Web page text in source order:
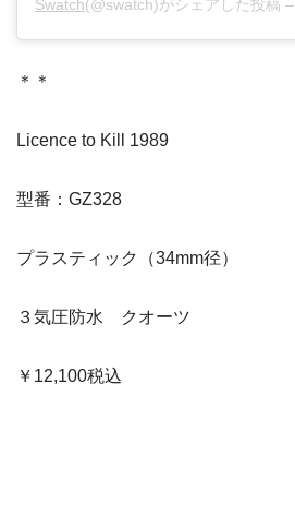
Swatch(@swatch)がシェアした投稿 –
＊＊
Licence to Kill 1989
型番：GZ328
プラスティック（34mm径）
３気圧防水 クオーツ
￥12,100税込